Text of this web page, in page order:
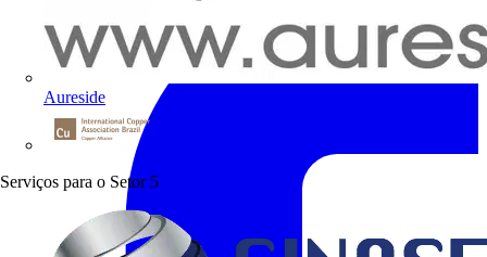
Aureside
Serviços para o Setor 5